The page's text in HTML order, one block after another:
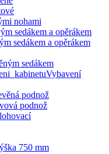
nohami
sedákem a opěrákem
sedákem a opěrákem
sedákem
Vybavení
podnož
podnož
750 mm